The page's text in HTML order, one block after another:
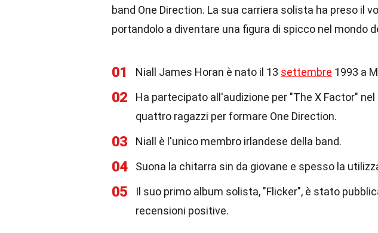
band One Direction. La sua carriera solista ha preso il
portandolo a diventare una figura di spicco nel mondo
01 Niall James Horan è nato il 13 settembre 1993 a
02
Ha partecipato all'audizione per "The X Factor"
quattro ragazzi per formare One Direction.
03 Niall è l'unico membro irlandese della band.
04 Suona la chitarra sin da giovane e spesso la
05
Il suo primo album solista, "Flicker", è stato
recensioni positive.